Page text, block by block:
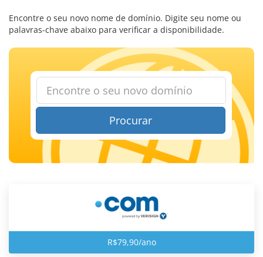
Encontre o seu novo nome de domínio. Digite seu nome ou
palavras-chave abaixo para verificar a disponibilidade.
Procurar
R$79,90/ano